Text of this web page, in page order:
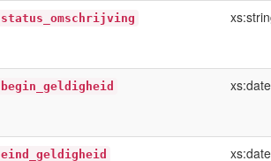
status_omschrijving
begin_geldigheid
eind_geldigheid